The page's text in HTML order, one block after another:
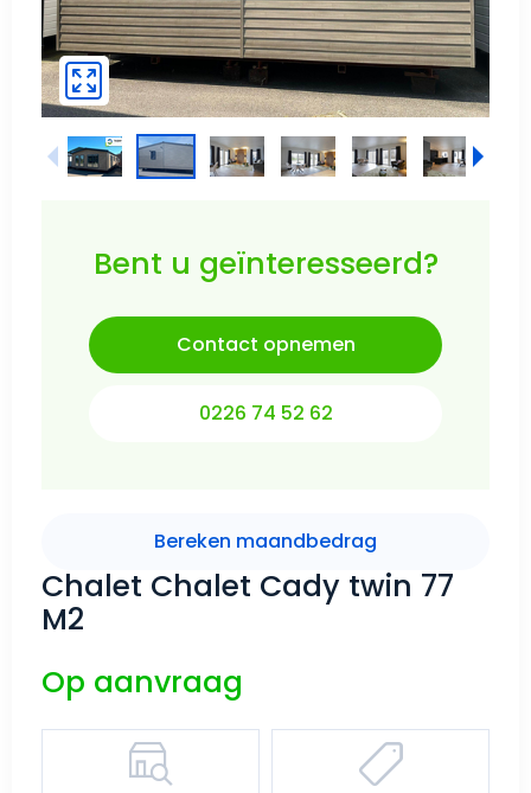
Chalet Chalet Cady twin 77
M2
Op aanvraag
Bent u geïnteresseerd?
Contact opnemen
0226 74 52 62
Bereken maandbedrag